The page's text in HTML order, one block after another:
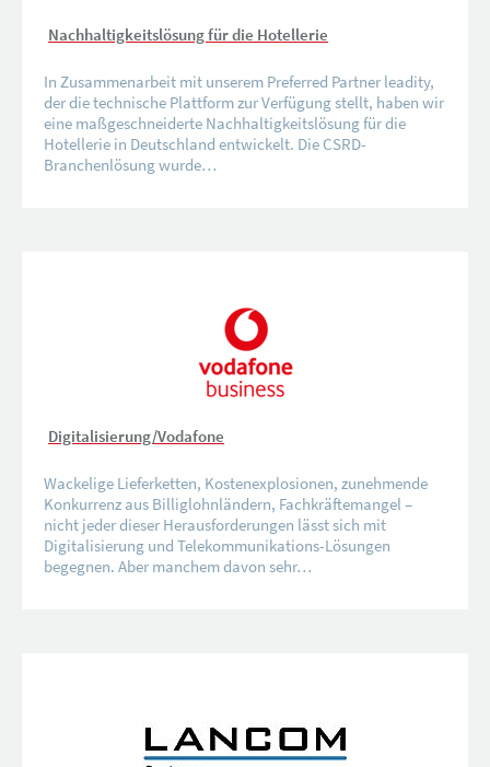
Nachhaltigkeitslösung für die Hotellerie
In Zusammenarbeit mit unserem Preferred Partner leadity,
der die technische Plattform zur Verfügung stellt, haben wir
eine maßgeschneiderte Nachhaltigkeitslösung für die
Hotellerie in Deutschland entwickelt. Die CSRD-
Branchenlösung wurde…
Digitalisierung/Vodafone
Wackelige Lieferketten, Kostenexplosionen, zunehmende
Konkurrenz aus Billiglohnländern, Fachkräftemangel –
nicht jeder dieser Herausforderungen lässt sich mit
Digitalisierung und Telekommunikations-Lösungen
begegnen. Aber manchem davon sehr…